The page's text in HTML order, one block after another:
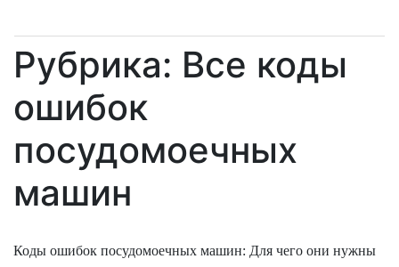
Рубрика: Все коды
ошибок
посудомоечных
машин
Коды ошибок посудомоечных машин: Для чего они нужны